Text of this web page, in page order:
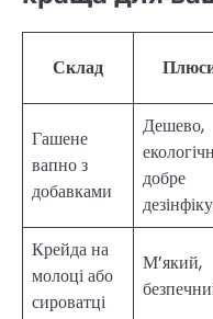
Склад
Гашене
вапно з
добавками
Дешево,
добре
Крейда на
молоці або
сироватці
М’який,